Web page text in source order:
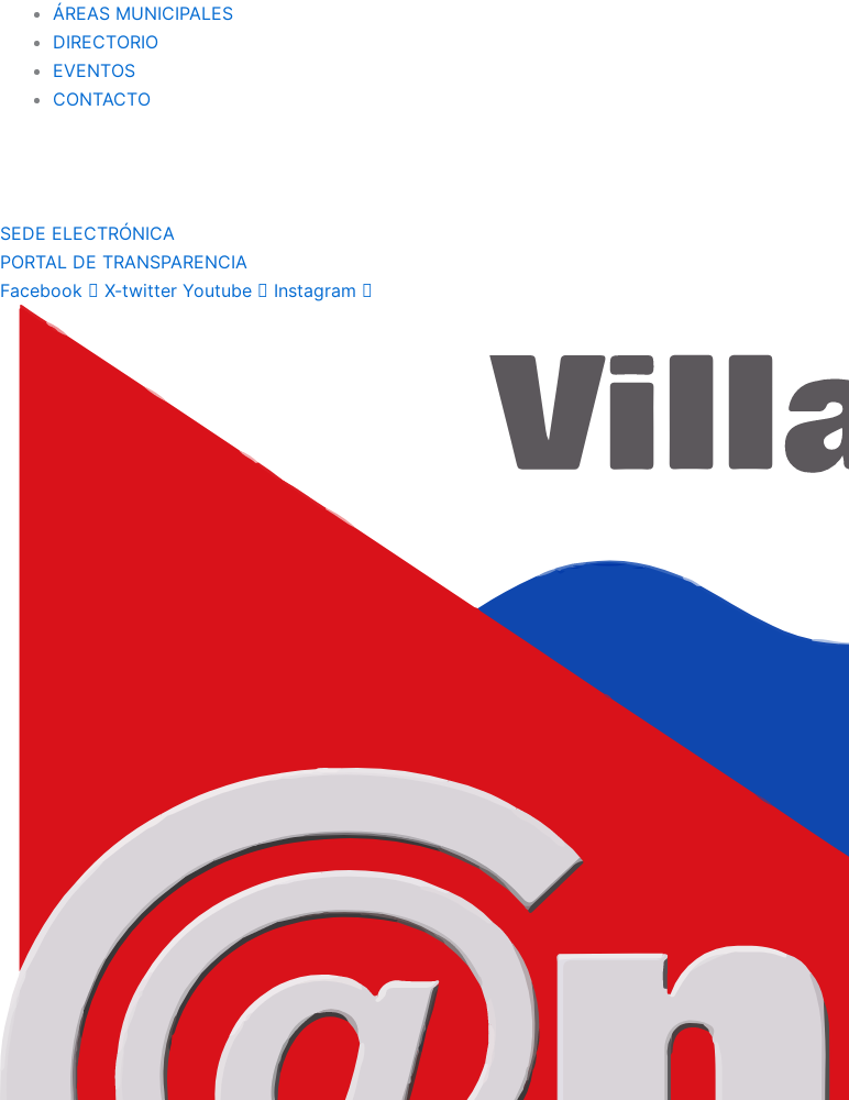
ÁREAS MUNICIPALES
DIRECTORIO
EVENTOS
CONTACTO
SEDE ELECTRÓNICA
PORTAL DE TRANSPARENCIA
Facebook
X-twitter Youtube Instagram